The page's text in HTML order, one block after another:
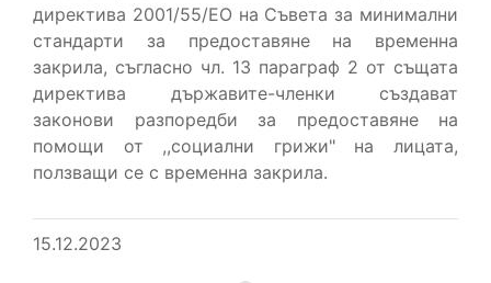
директива 2001/55/ЕО на Съвета за минимални
стандарти за предоставяне на временна
закрила, съгласно чл. 13 параграф 2 от същата
директива държавите-членки създават
законови разпоредби за предоставяне на
помощи от ,,социални грижи" на лицата,
ползващи се с временна закрила.
15.12.2023